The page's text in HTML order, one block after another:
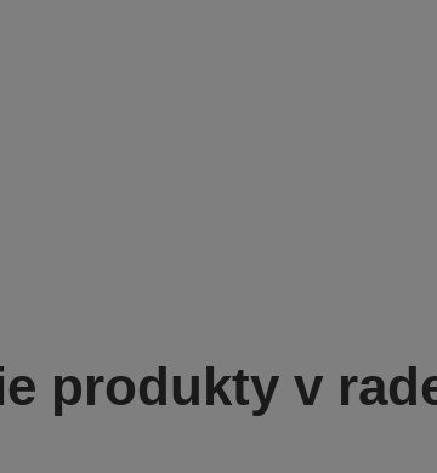
produkty v